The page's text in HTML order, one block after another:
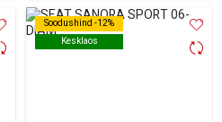
Soodushind -12%
Kesklaos
Soodushind -12%
Kesklaos